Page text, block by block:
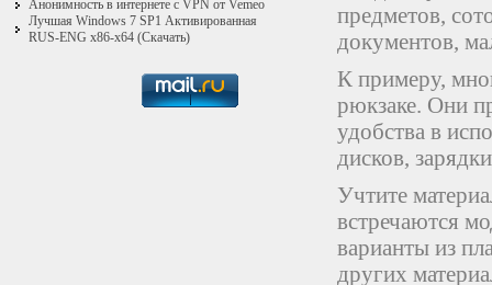
Анонимность в интернете с VPN от Vemeo
Лучшая Windows 7 SP1 Активированная
RUS-ENG x86-x64 (Скачать)
предметов,
документов,
К примеру,
рюкзаке. Они
удобства в
дисков,
Учтите
встречаются
варианты из
других